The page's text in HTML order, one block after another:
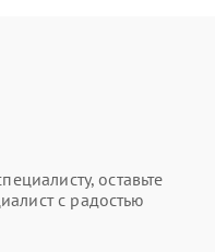
оставьте
с радостью